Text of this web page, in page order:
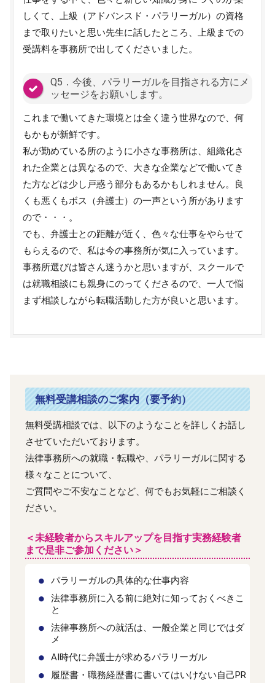
しくて、上級（アドバンスド・パラリーガル）の資格
まで取りたいと思い先生に話したところ、上級までの
受講料を事務所で出してくださいました。
Q5．今後、パラリーガルを目指される方にメ
ッセージをお願いします。
これまで働いてきた環境とは全く違う世界なので、何
もかもが新鮮です。
私が勤めている所のように小さな事務所は、組織化さ
れた企業とは異なるので、大きな企業などで働いてき
た方などは少し戸惑う部分もあるかもしれません。良
くも悪くもボス（弁護士）の一声という所があります
ので・・・。
でも、弁護士との距離が近く、色々な仕事をやらせて
もらえるので、私は今の事務所が気に入っています。
事務所選びは皆さん迷うかと思いますが、スクールで
は就職相談にも親身にのってくださるので、一人で悩
まず相談しながら転職活動した方が良いと思います。
無料受講相談のご案内（要予約）
無料受講相談では、以下のようなことを詳しくお話し
させていただいております。
法律事務所への就職・転職や、パラリーガルに関する
様々なことについて、
ご質問やご不安なことなど、何でもお気軽にご相談く
ださい。
＜未経験者からスキルアップを目指す実務経験者
まで是非ご参加ください＞
パラリーガルの具体的な仕事内容
法律事務所に入る前に絶対に知っておくべきこ
と
法律事務所への就活は、一般企業と同じではダ
メ
AI時代に弁護士が求めるパラリーガル
履歴書・職務経歴書に書いてはいけない自己PR